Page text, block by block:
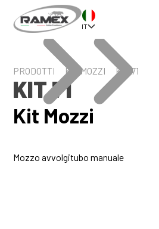
IT
PRODOTTI KIT MOZZI KIT 71
KIT 71
Kit Mozzi
Mozzo avvolgitubo manuale